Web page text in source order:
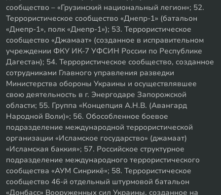
сообщество – «Грузинский национальный легион»; 52.
Террористическое сообщество «Днепр-1» (батальон
«Днепр-1», полк «Днепр-1»); 53. Террористическое
сообщество «Джамаат» (созданное в исправительном
учреждении ФКУ ИК-7 УФСИН России по Республике
Дагестан); 54. Террористическое сообщество, созданное
сотрудниками Главного управления разведки
Министерства обороны Украины и осуществлявшее
свою деятельность в г. Энергодаре Запорожской
области; 55. Группа «Концепция А.Н.В. (Авангард
Народной Воли)»; 56. Обособленное боевое
подразделение международной террористической
организации «Исламское государство» (джамаат)
«Исламская баккия»; 57. Российское структурное
подразделение международного террористического
сообщества «АУМ Синрикё»; 58. Террористическое
сообщество 46-й отдельный штурмовой батальон
«Донбасс» Вооруженных сил Украины, созданное на